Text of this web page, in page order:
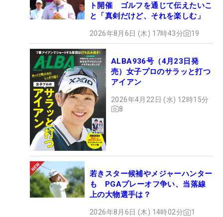
ト開催 ゴルフを通じて伝えたいこ
と「真剣だけど、それを楽しむ」
2026年8月6日 (木) 17時43分 19
ALBA936号（4月23日発
売）女子プロのサラッと打つ
アイアン
2026年4月22日 (水) 12時15分
8
若きスター候補やメジャーハンター
も PGAプレーオフ争い、当落線
上の大物選手は？
2026年8月6日 (木) 14時02分 1